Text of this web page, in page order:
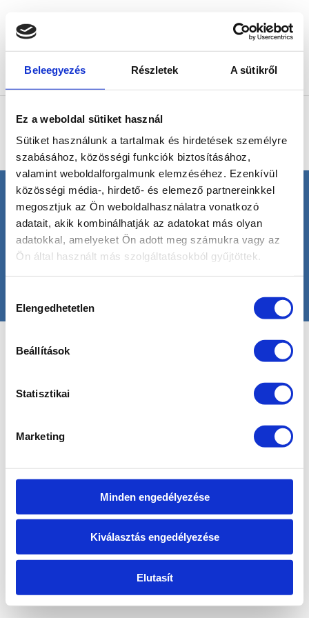
Beleegyezés Részletek A sütikről
Ez a weboldal sütiket használ
Sütiket használunk a tartalmak és hirdetések személyre
szabásához, közösségi funkciók biztosításához,
valamint weboldalforgalmunk elemzéséhez. Ezenkívül
közösségi média-, hirdető- és elemező partnereinkkel
megosztjuk az Ön weboldalhasználatra vonatkozó
adatait, akik kombinálhatják az adatokat más olyan
adatokkal, amelyeket Ön adott meg számukra vagy az
Ön által használt más szolgáltatásokból gyűjtöttek.
kiválasztása
Elengedhetetlen
Beállítások
Statisztikai
Marketing
Minden engedélyezése
Kiválasztás engedélyezése
Elutasít
Oldal kiválasztása
a keresést vagy használja a fenti navigációt, hogy
megtalálja a bejegyzést.
© H2O | Minden jog fenntartva! |Termékek|
Szolgáltatások|Kapcsolat|Szerzői jogvédelem|
Impresszum |Adatvédelmi nyilatkozat|
VISZONTELADÓKNAK